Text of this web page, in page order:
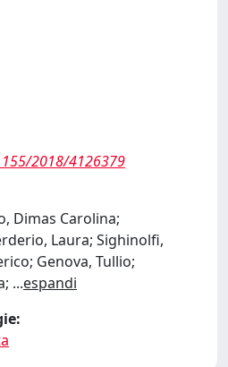
2018/4126379
Dimas Carolina;
Laura; Sighinolfi,
Genova, Tullio;
...espandi